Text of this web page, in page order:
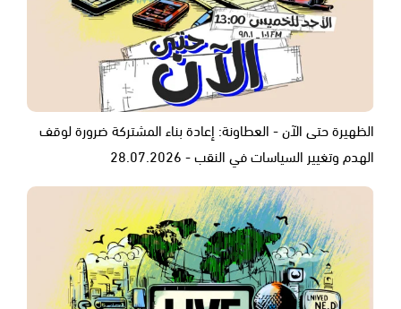
الظهيرة حتى الآن - العطاونة: إعادة بناء المشتركة ضرورة لوقف
الهدم وتغيير السياسات في النقب - 28.07.2026